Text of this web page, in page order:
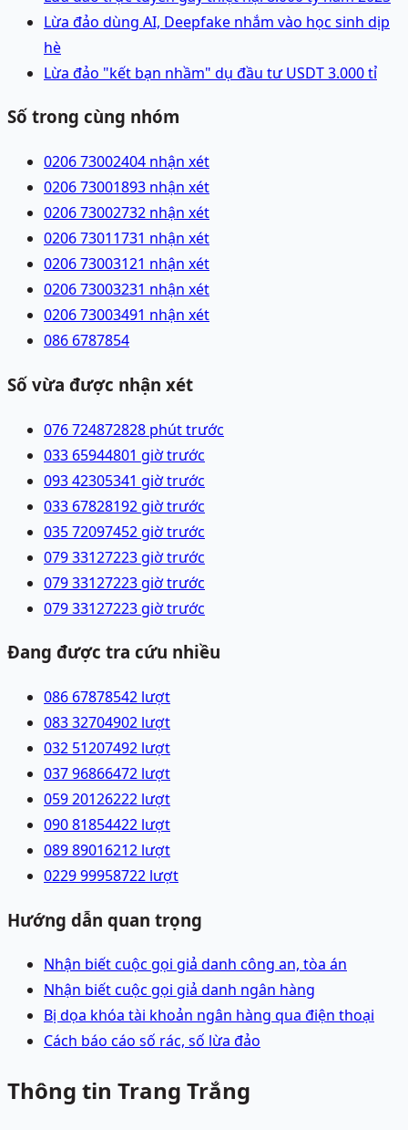
Lừa đảo dùng AI, Deepfake nhắm vào học sinh dịp
hè
Lừa đảo "kết bạn nhầm" dụ đầu tư USDT 3.000 tỉ
Số trong cùng nhóm
0206 73002404 nhận xét
0206 73001893 nhận xét
0206 73002732 nhận xét
0206 73011731 nhận xét
0206 73003121 nhận xét
0206 73003231 nhận xét
0206 73003491 nhận xét
086 6787854
Số vừa được nhận xét
076 724872828 phút trước
033 65944801 giờ trước
093 42305341 giờ trước
033 67828192 giờ trước
035 72097452 giờ trước
079 33127223 giờ trước
079 33127223 giờ trước
079 33127223 giờ trước
Đang được tra cứu nhiều
086 67878542 lượt
083 32704902 lượt
032 51207492 lượt
037 96866472 lượt
059 20126222 lượt
090 81854422 lượt
089 89016212 lượt
0229 99958722 lượt
Hướng dẫn quan trọng
Nhận biết cuộc gọi giả danh công an, tòa án
Nhận biết cuộc gọi giả danh ngân hàng
Bị dọa khóa tài khoản ngân hàng qua điện thoại
Cách báo cáo số rác, số lừa đảo
Thông tin Trang Trắng